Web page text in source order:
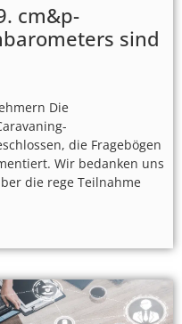
cm&p-
sind
Die
die Fragebögen
Wir bedanken uns
die rege Teilnahme